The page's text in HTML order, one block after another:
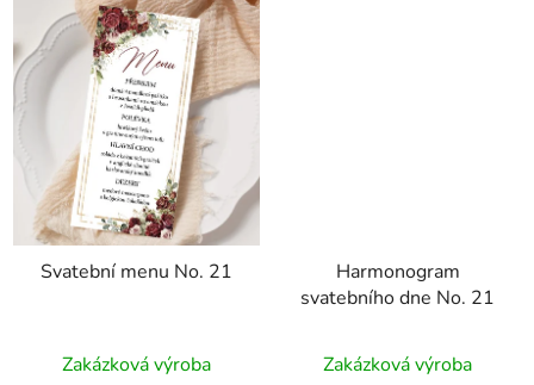
Svatební menu No. 21
Zakázková výroba
Harmonogram
svatebního dne No. 21
Zakázková výroba